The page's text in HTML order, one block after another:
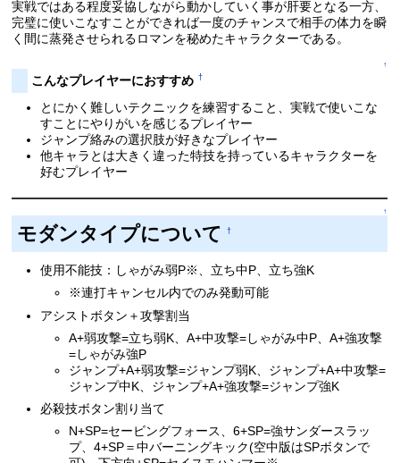
実戦ではある程度妥協しながら動かしていく事が肝要となる一方、
完璧に使いこなすことができれば一度のチャンスで相手の体力を瞬
く間に蒸発させられるロマンを秘めたキャラクターである。
↑
こんなプレイヤーにおすすめ †
とにかく難しいテクニックを練習すること、実戦で使いこな
すことにやりがいを感じるプレイヤー
ジャンプ絡みの選択肢が好きなプレイヤー
他キャラとは大きく違った特技を持っているキャラクターを
好むプレイヤー
↑
モダンタイプについて †
使用不能技：しゃがみ弱P※、立ち中P、立ち強K
※連打キャンセル内でのみ発動可能
アシストボタン＋攻撃割当
A+弱攻撃=立ち弱K、A+中攻撃=しゃがみ中P、A+強攻撃
=しゃがみ強P
ジャンプ+A+弱攻撃=ジャンプ弱K、ジャンプ+A+中攻撃=
ジャンプ中K、ジャンプ+A+強攻撃=ジャンプ強K
必殺技ボタン割り当て
N+SP=セービングフォース、6+SP=強サンダースラッ
プ、4+SP＝中バーニングキック(空中版はSPボタンで